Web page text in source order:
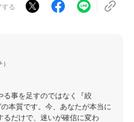
する
事を足すのではなく『絞
本質です。今、あなたが本当に
るだけで、迷いが確信に変わ